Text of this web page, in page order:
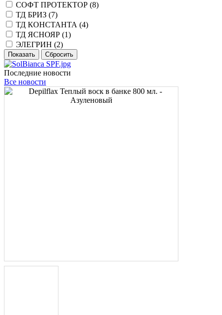
СОФТ ПРОТЕКТОР (8)
ТД БРИЗ (7)
ТД КОНСТАНТА (4)
ТД ЯСНОЯР (1)
ЭЛЕГРИН (2)
Последние новости
Все новости